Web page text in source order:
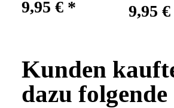
9,95 € * 9,95 €
Kunden
dazu folgende